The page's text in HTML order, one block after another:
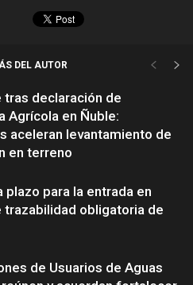
DEL AUTOR
tras declaración de
Agrícola en Ñuble:
aceleran levantamiento de
en terreno
plazo para la entrada en
trazabilidad obligatoria de
de Usuarios de Aguas